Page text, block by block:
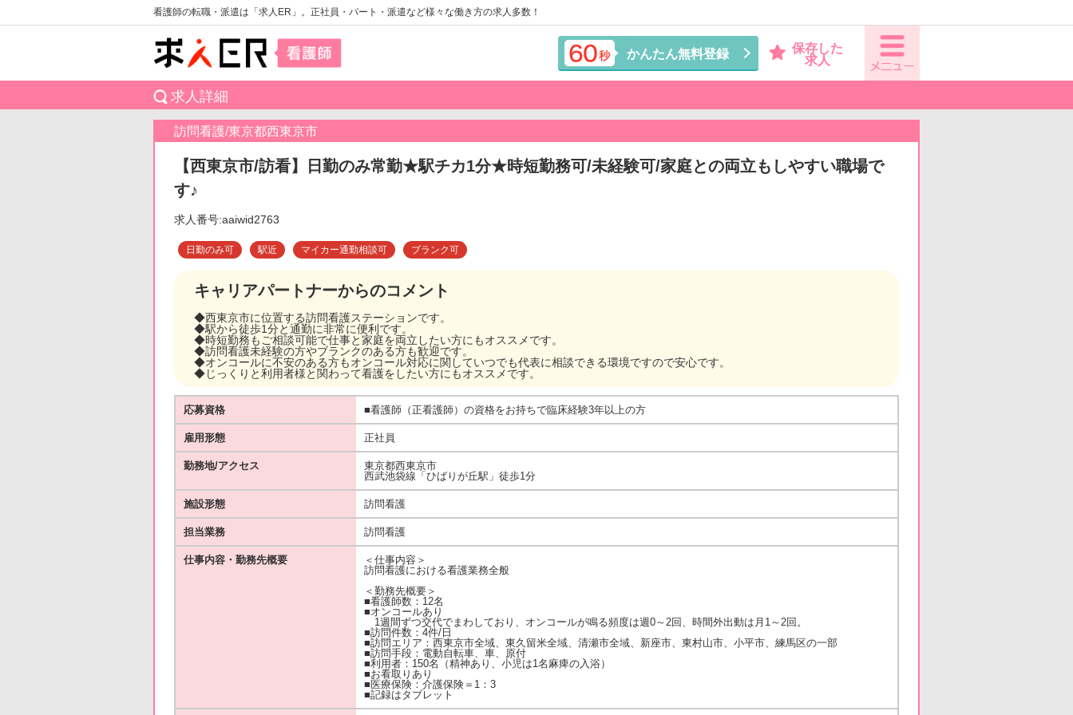
看護師の転職・派遣は「求人ER」。正社員・パート・派遣など様々な働き方の求人多数！
かんたん無料登録
保存した
求人
求人詳細
訪問看護/東京都西東京市
【西東京市/訪看】日勤のみ常勤★駅チカ1分★時短勤務可/未経験可/家庭との両立もしやすい職場で
す♪
求人番号:aaiwid2763
日勤のみ可 駅近 マイカー通勤相談可 ブランク可
キャリアパートナーからのコメント
◆西東京市に位置する訪問看護ステーションです。
◆駅から徒歩1分と通勤に非常に便利です。
◆時短勤務もご相談可能で仕事と家庭を両立したい方にもオススメです。
◆訪問看護未経験の方やブランクのある方も歓迎です。
◆オンコールに不安のある方もオンコール対応に関していつでも代表に相談できる環境ですので安心です。
◆じっくりと利用者様と関わって看護をしたい方にもオススメです。
応募資格 ■看護師（正看護師）の資格をお持ちで臨床経験3年以上の方
雇用形態 正社員
勤務地/アクセス
東京都西東京市
西武池袋線「ひばりが丘駅」徒歩1分
施設形態 訪問看護
担当業務 訪問看護
仕事内容・勤務先概要
＜仕事内容＞
訪問看護における看護業務全般
＜勤務先概要＞
■看護師数：12名
■オンコールあり
1週間ずつ交代でまわしており、オンコールが鳴る頻度は週0～2回、時間外出動は月1～2回。
■訪問件数：4件/日
■訪問エリア：西東京市全域、東久留米全域、清瀬市全域、新座市、東村山市、小平市、練馬区の一部
■訪問手段：電動自転車、車、原付
■利用者：150名（精神あり、小児は1名麻痺の入浴）
■お看取りあり
■医療保険：介護保険＝1：3
■記録はタブレット